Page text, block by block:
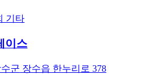
기타
이스
군 장수읍 한누리로 378